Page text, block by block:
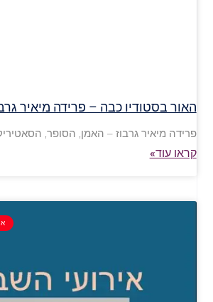
האור בסטודיו כבה – פרידה מיאיר
פרידה מיאיר גרבוז – האמן, הסופר,
קראו עוד»